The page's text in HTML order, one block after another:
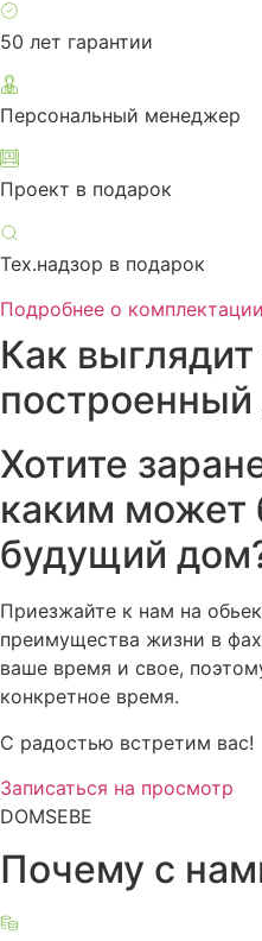
50 лет гарантии
Персональный менеджер
Проект в подарок
Тех.надзор в подарок
Подробнее о комплектации
Как
Хотите
каким может
будущий
Приезжайте к нам на
преимущества жизни в
ваше время и свое,
конкретное время.
С радостью встретим вас!
Записаться на просмотр
DOMSEBE
Почему с